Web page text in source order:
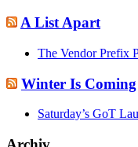
A List Apart
The Vendor Prefix
Winter Is Coming
Saturday’s GoT